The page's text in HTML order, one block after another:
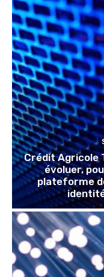
Crédit Agricole
évoluer,
plateforme